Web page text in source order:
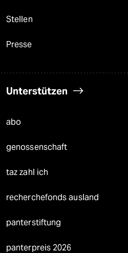
Stellen
Presse
Unterstützen
abo
genossenschaft
taz zahl ich
recherchefonds ausland
panterstiftung
panterpreis 2026